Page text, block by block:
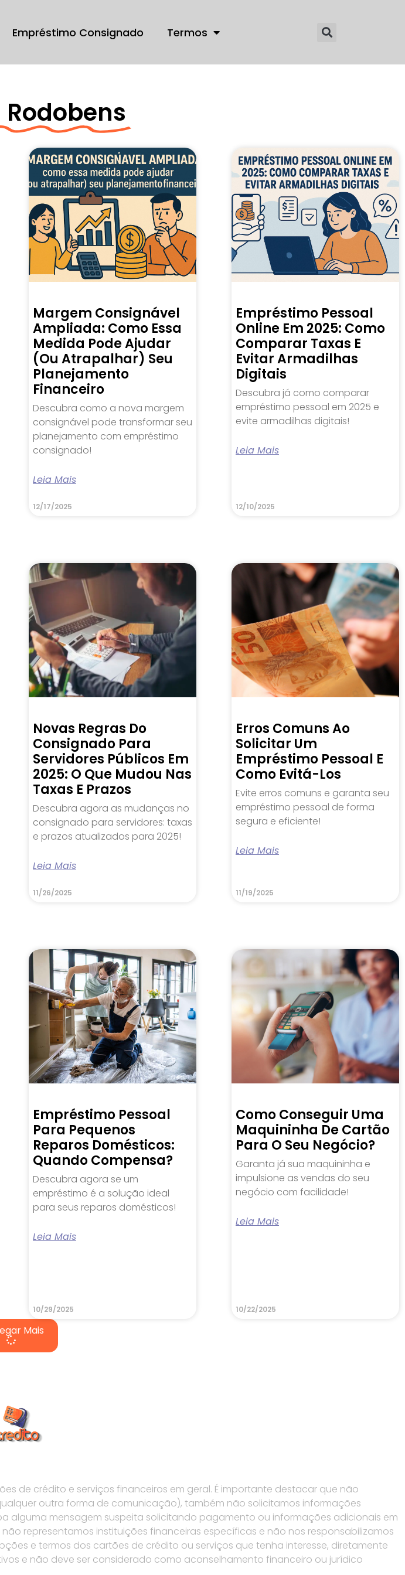
Empréstimo Consignado Termos
Margem Consignável
Ampliada: Como Essa
Medida Pode Ajudar
(ou Atrapalhar) Seu
Planejamento
Financeiro
Descubra como a nova margem
consignável pode transformar seu
planejamento com empréstimo
consignado!
Leia Mais
12/17/2025
Empréstimo Pessoal
Online Em 2025: Como
Comparar Taxas E
Evitar Armadilhas
Digitais
Descubra já como comparar
empréstimo pessoal em 2025 e
evite armadilhas digitais!
Leia Mais
12/10/2025
Novas Regras Do
Consignado Para
Servidores Públicos Em
2025: O Que Mudou Nas
Taxas E Prazos
Descubra agora as mudanças no
consignado para servidores: taxas
e prazos atualizados para 2025!
Leia Mais
11/26/2025
Erros Comuns Ao
Solicitar Um
Empréstimo Pessoal E
Como Evitá-Los
Evite erros comuns e garanta seu
empréstimo pessoal de forma
segura e eficiente!
Leia Mais
11/19/2025
Empréstimo Pessoal
Para Pequenos
Reparos Domésticos:
Quando Compensa?
Descubra agora se um
empréstimo é a solução ideal
para seus reparos domésticos!
Leia Mais
10/29/2025
Como Conseguir Uma
Maquininha De Cartão
Para O Seu Negócio?
Garanta já sua maquininha e
impulsione as vendas do seu
negócio com facilidade!
Leia Mais
10/22/2025
Mais
de crédito e serviços financeiros em geral. É importante destacar que não
outra forma de comunicação), também não solicitamos informações
alguma mensagem suspeita solicitando pagamento ou informações adicionais em
representamos instituições financeiras específicas e não nos responsabilizamos
e termos dos cartões de crédito ou serviços que tenha interesse, diretamente
e não deve ser considerado como aconselhamento financeiro ou jurídico